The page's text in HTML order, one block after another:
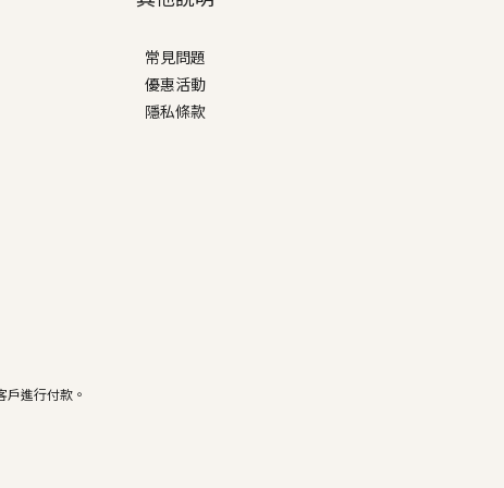
常見問題
優惠活動
隱私條款
進行付款。